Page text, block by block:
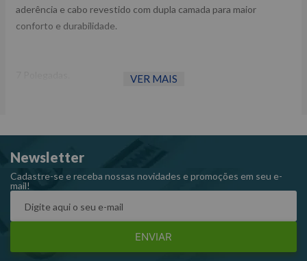
aderência e cabo revestido com dupla camada para maior
conforto e durabilidade.
VER MAIS
Newsletter
Cadastre-se e receba nossas novidades e promoções em seu e-
mail!
ENVIAR